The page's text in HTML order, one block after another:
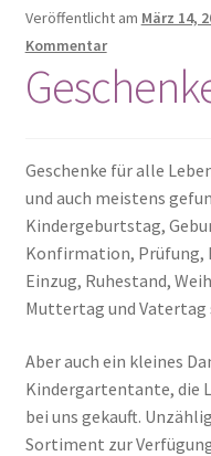
Kulinarisches
Mode & Accessoires
Seifen
Taschen
Wolle & Kurzwaren
Veröffentlicht am März 14,
Kommentar
Geschenke für alle
und auch meistens
Kindergeburtstag,
Konfirmation, Prüfung,
Einzug, Ruhestand,
Muttertag und Vatertag
Aber auch ein kleines
Kindergartentante, die
bei uns gekauft.
Sortiment zur